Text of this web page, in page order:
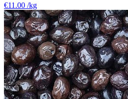
€11.00 /kg